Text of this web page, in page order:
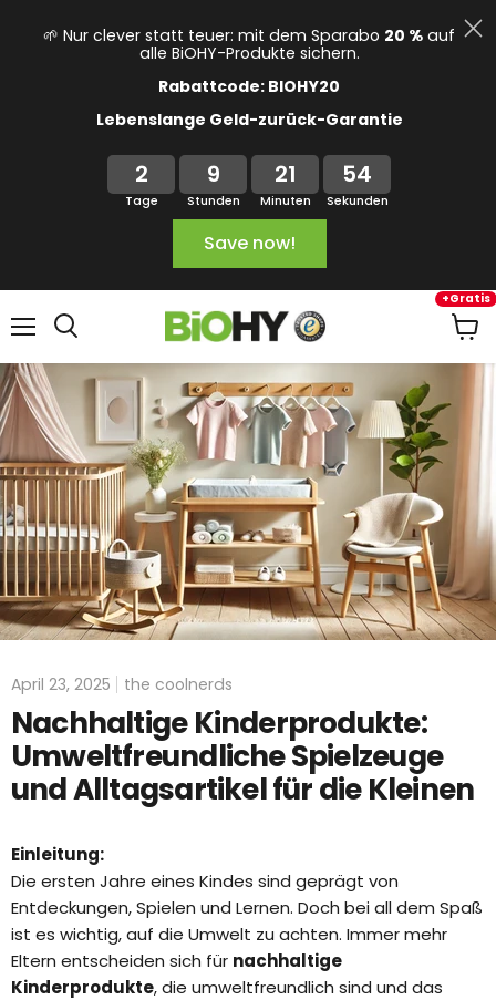
🌱 Nur clever statt teuer: mit dem Sparabo 20 % auf
alle BiOHY-Produkte sichern.
Rabattcode: BIOHY20
Lebenslange Geld-zurück-Garantie
2
Tage
9
Stunden
21
Minuten
54
Sekunden
Save now!
+Gratis
cart
April 23, 2025 the coolnerds
Nachhaltige Kinderprodukte:
Umweltfreundliche Spielzeuge
und Alltagsartikel für die Kleinen
Einleitung:
Die ersten Jahre eines Kindes sind geprägt von
Entdeckungen, Spielen und Lernen. Doch bei all dem Spaß
ist es wichtig, auf die Umwelt zu achten. Immer mehr
Eltern entscheiden sich für nachhaltige
Kinderprodukte, die umweltfreundlich sind und das